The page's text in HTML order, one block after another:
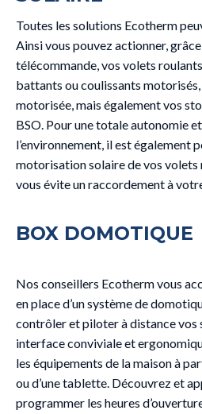
Toutes les solutions Ecotherm
Ainsi vous pouvez actionner,
télécommande, vos volets
battants ou coulissants
motorisée, mais également vos
BSO. Pour une totale autonomie
l’environnement, il est également
motorisation solaire de vos
vous évite un raccordement à
BOX DOMOTIQUE
Nos conseillers Ecotherm vous
en place d’un système de
contrôler et piloter à distance vos
interface conviviale et
les équipements de la maison à
ou d’une tablette. Découvrez et
programmer les heures